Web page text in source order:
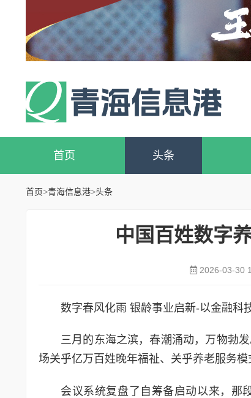
首页 头条
首页>青海信息港>头条
中国百姓数字
2026-03-30
数字春风化雨 银龄事业启新-以金融科
三月的东海之滨，春潮涌动，万物勃
场关乎亿万百姓晚年福祉、关乎养老服务
会议系统复盘了自筹备启动以来，那